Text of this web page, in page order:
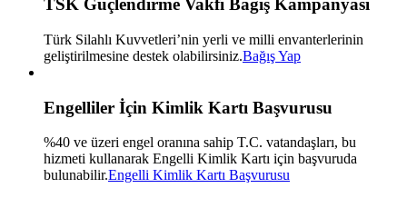
TSK Güçlendirme Vakfı Bağış Kampanyası
Türk Silahlı Kuvvetleri’nin yerli ve milli envanterlerinin
geliştirilmesine destek olabilirsiniz.Bağış Yap
Engelliler İçin Kimlik Kartı Başvurusu
%40 ve üzeri engel oranına sahip T.C. vatandaşları, bu
hizmeti kullanarak Engelli Kimlik Kartı için başvuruda
bulunabilir.Engelli Kimlik Kartı Başvurusu